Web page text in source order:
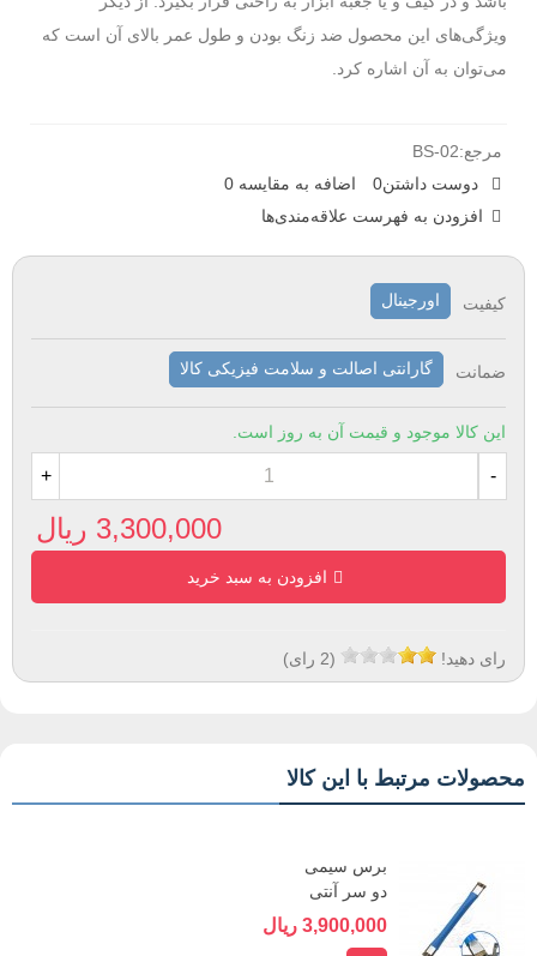
ویژگی‌های این محصول ضد زنگ بودن و طول عمر بالای آن است که
می‌توان به آن اشاره کرد.
مرجع:BS-02
دوست داشتن0 اضافه به مقایسه 0
افزودن به فهرست علاقه‌مندی‌ها
کیفیت اورجینال
ضمانت گارانتی اصالت و سلامت فیزیکی کالا
این کالا موجود و قیمت آن به روز است.
-
+
3,300,000 ریال
افزودن به سبد خرید
رای دهید! (
2 رای)
محصولات مرتبط با این کالا
برس سیمی
دو سر آنتی
استاتیک B&R
3,900,000 ریال